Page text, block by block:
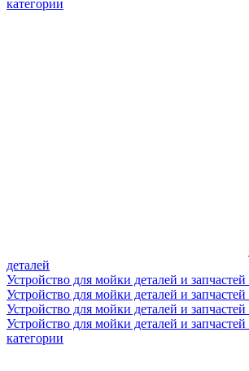
категории
деталей
Устройство для мойки деталей и
Устройство для мойки деталей и
Устройство для мойки деталей и
Устройство для мойки деталей и
категории